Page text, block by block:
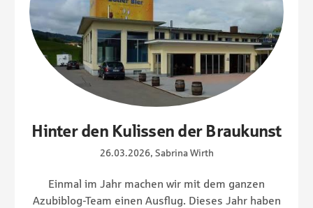
Hinter den Kulissen der Braukunst
26.03.2026, Sabrina Wirth
Einmal im Jahr machen wir mit dem ganzen
Azubiblog-Team einen Ausflug. Dieses Jahr haben